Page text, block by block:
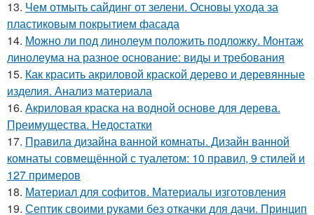
13. Чем отмыть сайдинг от зелени. Основы ухода за
пластиковым покрытием фасада
14. Можно ли под линолеум положить подложку. Монтаж
линолеума на разное основание: виды и требования
15. Как красить акриловой краской дерево и деревянные
изделия. Анализ материала
16. Акриловая краска на водной основе для дерева.
Преимущества. Недостатки
17. Правила дизайна ванной комнаты. Дизайн ванной
комнаты совмещённой с туалетом: 10 правил, 9 стилей и
127 примеров
18. Материал для софитов. Материалы изготовления
19. Септик своими руками без откачки для дачи. Принцип